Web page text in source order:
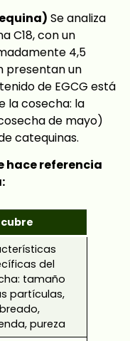
Se analiza
C18, con un
4,5
presentan un
de EGCG está
la cosecha: la
de mayo)
catequinas.
hace referencia
del
tamaño
partículas,
pureza